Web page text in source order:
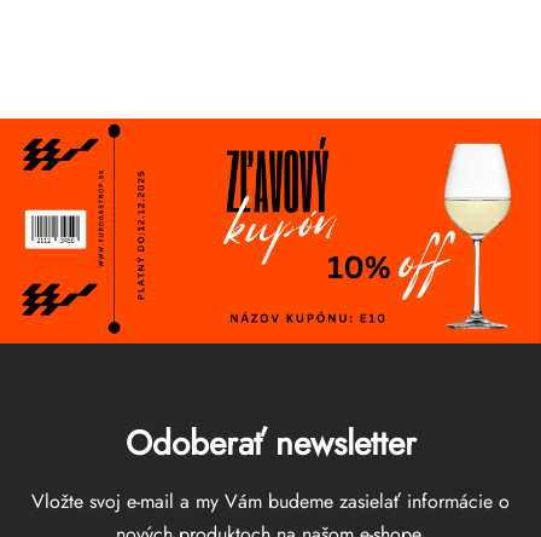
Odoberať newsletter
Vložte svoj e-mail a my Vám budeme zasielať informácie o